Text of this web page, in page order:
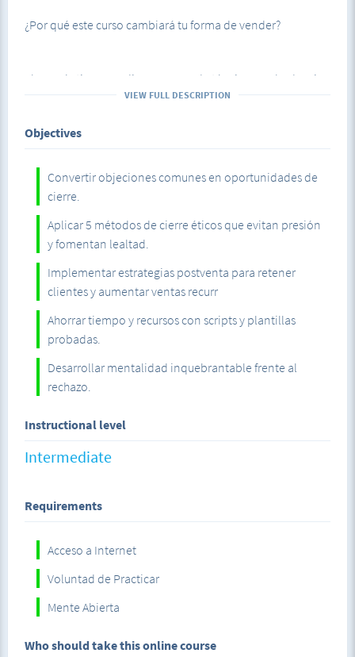
¿Por qué este curso cambiará tu forma de vender?
Ahorrarás tiempo y dinero: Aprende técnicas probadas sin
salir de casa.
cuando quieras.
con estrategias paso a paso.
¿Qué incluye el curso?
Kit de Herramientas Descargables:
Módulos en Video HD
Plantillas EPI para objeciones.
Scripts de llamadas y emails.
Checklist de señales de compra.
Certificado Digital: Acredita tus habilidades como
Vendedor de Élite.
VIEW FULL DESCRIPTION
Objectives
Convertir objeciones comunes en oportunidades de
cierre.
Aplicar 5 métodos de cierre éticos que evitan presión
y fomentan lealtad.
Implementar estrategias postventa para retener
clientes y aumentar ventas recurr
Ahorrar tiempo y recursos con scripts y plantillas
probadas.
Desarrollar mentalidad inquebrantable frente al
rechazo.
Instructional level
Intermediate
Requirements
Acceso a Internet
Voluntad de Practicar
Mente Abierta
Who should take this online course